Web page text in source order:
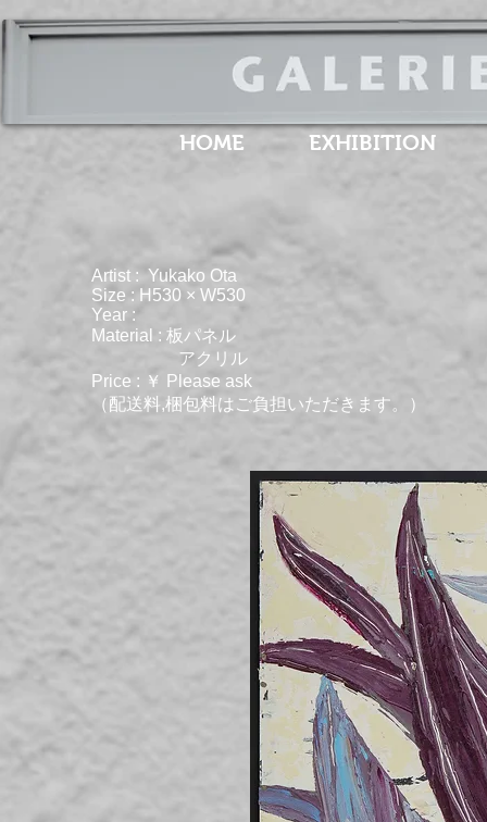
HOME EXHIBITION
Artist : Yukako Ota
Size : H530 × W530
Year :
Material : 板パネル
アクリル
Price : ￥ Please ask
（配送料,梱包料はご負担いただきます。）